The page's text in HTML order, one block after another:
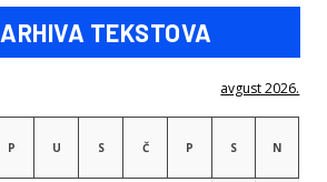
ARHIVA TEKSTOVA
avgust 2026.
P U S Č P S N